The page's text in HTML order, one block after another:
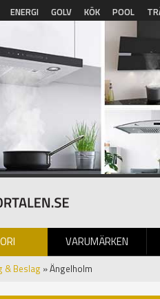
ENERGI GOLV KÖK POOL
VARUMÄRKEN
BILDGALLERI
& Beslag » Ängelholm